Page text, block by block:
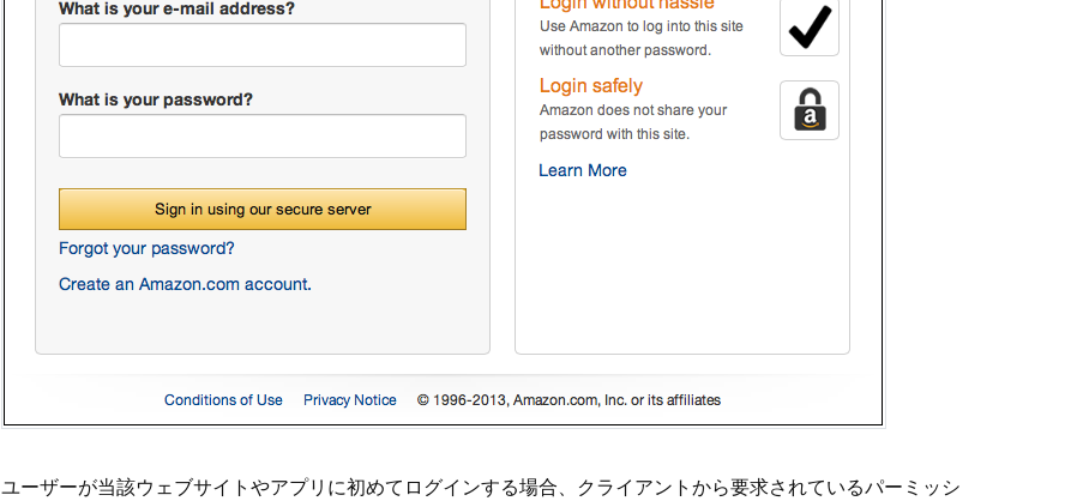
ユーザーが当該ウェブサイトやアプリに初めてログインする場合、クライアントから要求されているパーミッシ